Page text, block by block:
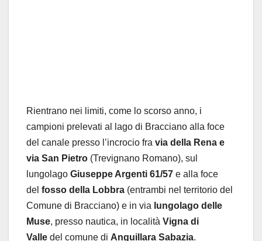
Rientrano nei limiti, come lo scorso anno, i
campioni prelevati al lago di Bracciano alla foce
del canale presso l’incrocio fra via della Rena e
via San Pietro (Trevignano Romano), sul
lungolago Giuseppe Argenti 61/57 e alla foce
del fosso della Lobbra (entrambi nel territorio del
Comune di Bracciano) e in via lungolago delle
Muse, presso nautica, in località Vigna di
Valle del comune di Anguillara Sabazia.